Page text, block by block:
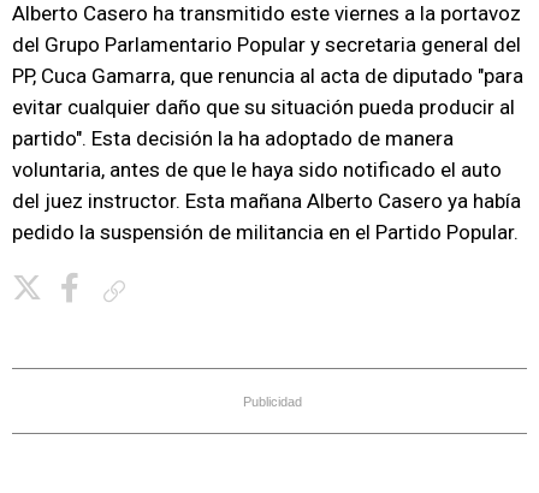
Alberto Casero ha transmitido este viernes a la portavoz
del Grupo Parlamentario Popular y secretaria general del
PP, Cuca Gamarra, que renuncia al acta de diputado "para
evitar cualquier daño que su situación pueda producir al
partido". Esta decisión la ha adoptado de manera
voluntaria, antes de que le haya sido notificado el auto
del juez instructor. Esta mañana Alberto Casero ya había
pedido la suspensión de militancia en el Partido Popular.
Publicidad